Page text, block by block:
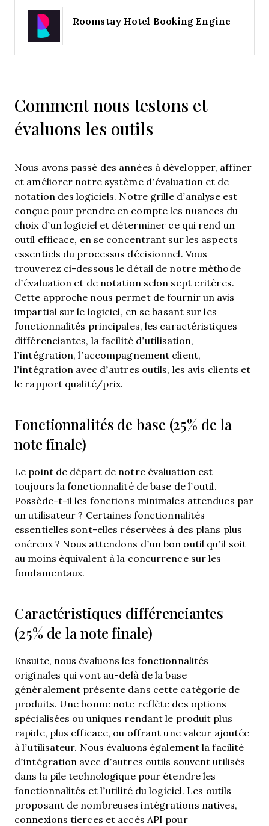
Roomstay Hotel Booking Engine
Comment nous testons et
évaluons les outils
Nous avons passé des années à développer, affiner
et améliorer notre système d’évaluation et de
notation des logiciels. Notre grille d’analyse est
conçue pour prendre en compte les nuances du
choix d’un logiciel et déterminer ce qui rend un
outil efficace, en se concentrant sur les aspects
essentiels du processus décisionnel. Vous
trouverez ci-dessous le détail de notre méthode
d’évaluation et de notation selon sept critères.
Cette approche nous permet de fournir un avis
impartial sur le logiciel, en se basant sur les
fonctionnalités principales, les caractéristiques
différenciantes, la facilité d’utilisation,
l’intégration, l’accompagnement client,
l’intégration avec d’autres outils, les avis clients et
le rapport qualité/prix.
Fonctionnalités de base (25% de la
note finale)
Le point de départ de notre évaluation est
toujours la fonctionnalité de base de l’outil.
Possède-t-il les fonctions minimales attendues par
un utilisateur ? Certaines fonctionnalités
essentielles sont-elles réservées à des plans plus
onéreux ? Nous attendons d’un bon outil qu’il soit
au moins équivalent à la concurrence sur les
fondamentaux.
Caractéristiques différenciantes
(25% de la note finale)
Ensuite, nous évaluons les fonctionnalités
originales qui vont au-delà de la base
généralement présente dans cette catégorie de
produits. Une bonne note reflète des options
spécialisées ou uniques rendant le produit plus
rapide, plus efficace, ou offrant une valeur ajoutée
à l’utilisateur. Nous évaluons également la facilité
d’intégration avec d’autres outils souvent utilisés
dans la pile technologique pour étendre les
fonctionnalités et l’utilité du logiciel. Les outils
proposant de nombreuses intégrations natives,
connexions tierces et accès API pour